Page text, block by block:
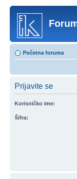
Početna foruma
Prijavite se
Korisničko ime:
Šifra: